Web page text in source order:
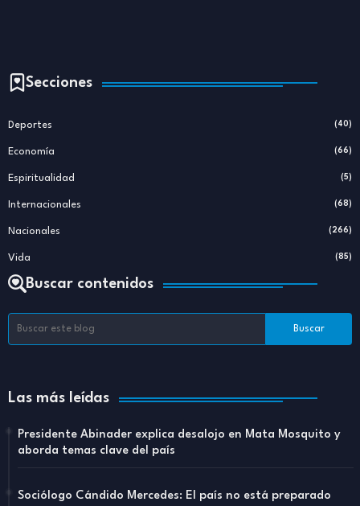
Secciones
Deportes (40)
Economía (66)
Espiritualidad (5)
Internacionales (68)
Nacionales (266)
Vida (85)
Buscar contenidos
Las más leídas
Presidente Abinader explica desalojo en Mata Mosquito y
aborda temas clave del país
Sociólogo Cándido Mercedes: El país no está preparado